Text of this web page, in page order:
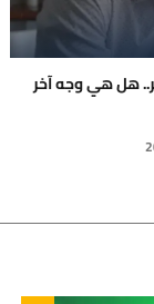
هل هي وجه آخر